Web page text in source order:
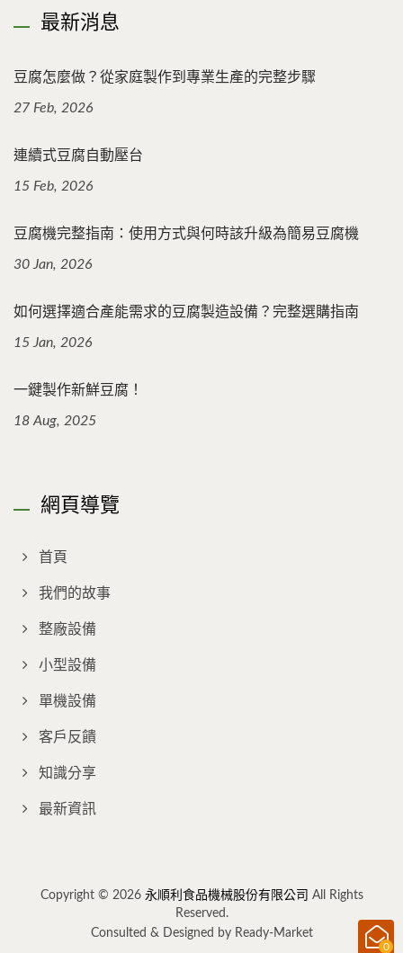
0
最新消息
豆腐怎麼做？從家庭製作到專業生產的完整步驟
27 Feb, 2026
連續式豆腐自動壓台
15 Feb, 2026
豆腐機完整指南：使用方式與何時該升級為簡易豆腐機
30 Jan, 2026
如何選擇適合產能需求的豆腐製造設備？完整選購指南
15 Jan, 2026
一鍵製作新鮮豆腐！
18 Aug, 2025
網頁導覽
首頁
我們的故事
整廠設備
小型設備
單機設備
客戶反饋
知識分享
最新資訊
Copyright © 2026 永順利食品機械股份有限公司 All Rights
Reserved.
Consulted & Designed by Ready-Market